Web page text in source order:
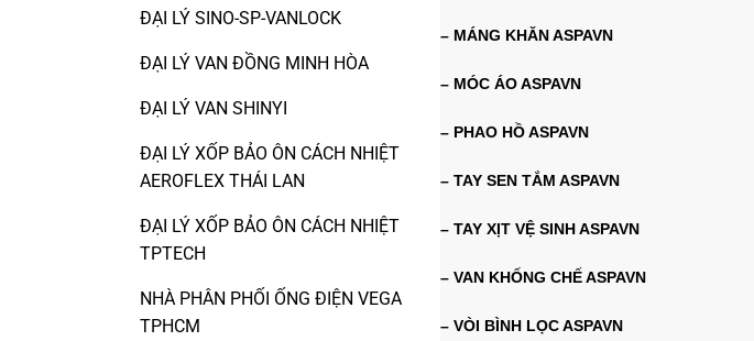
ĐẠI LÝ SINO-SP-VANLOCK
ĐẠI LÝ VAN ĐỒNG MINH HÒA
ĐẠI LÝ VAN SHINYI
ĐẠI LÝ XỐP BẢO ÔN CÁCH NHIỆT
AEROFLEX THÁI LAN
ĐẠI LÝ XỐP BẢO ÔN CÁCH NHIỆT
TPTECH
NHÀ PHÂN PHỐI ỐNG ĐIỆN VEGA
TPHCM
– MÁNG KHĂN ASPAVN
– MÓC ÁO ASPAVN
– PHAO HỒ ASPAVN
– TAY SEN TẮM ASPAVN
– TAY XỊT VỆ SINH ASPAVN
– VAN KHỐNG CHẾ ASPAVN
– VÒI BÌNH LỌC ASPAVN